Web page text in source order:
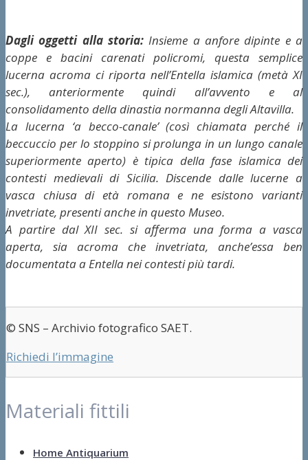
Dagli oggetti alla storia:Insieme a anfore dipinte e a
coppe e bacini carenati policromi, questa semplice
lucerna acroma ci riporta nell’Entella islamica (metà XI
sec.), anteriormente quindi all’avvento e al
consolidamento della dinastia normanna degli Altavilla.
La lucerna ‘a becco-canale’ (così chiamata perché il
beccuccio per lo stoppino si prolunga in un lungo canale
superiormente aperto) è tipica della fase islamica dei
contesti medievali di Sicilia. Discende dalle lucerne a
vasca chiusa di età romana e ne esistono varianti
invetriate, presenti anche in questo Museo.
A partire dal XII sec. si afferma una forma a vasca
aperta, sia acroma che invetriata, anche’essa ben
documentata a Entella nei contesti più tardi.
© SNS – Archivio fotografico SAET.
Richiedi l’immagine
Materiali fittili
Home Antiquarium